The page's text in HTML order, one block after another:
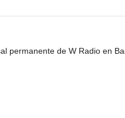
permanente de W Radio en